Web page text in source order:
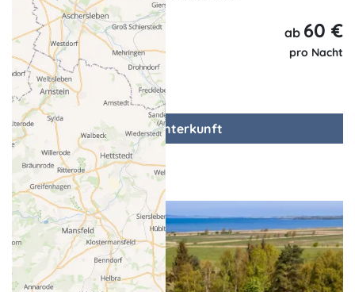
ab 60 €
pro Nacht
zur Unterkunft